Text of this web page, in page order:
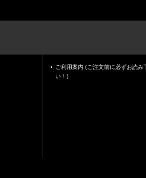
ご利用案内 (ご注文前に必ずお読み
い！)